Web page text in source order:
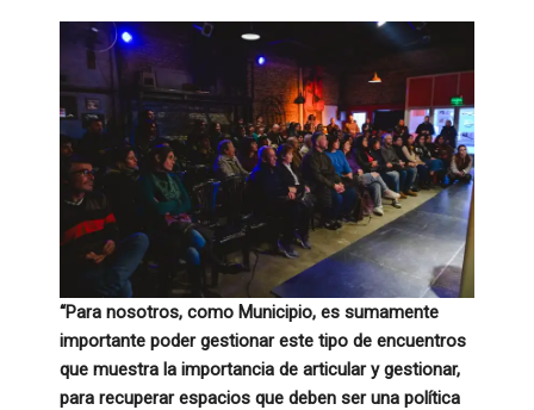
“Para nosotros, como Municipio, es sumamente
importante poder gestionar este tipo de encuentros
que muestra la importancia de articular y gestionar,
para recuperar espacios que deben ser una política